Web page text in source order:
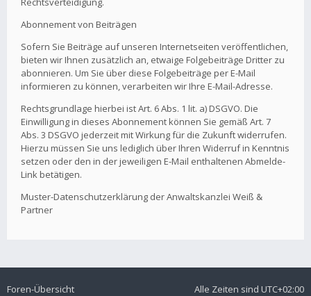
Abonnement von Beiträgen
Sofern Sie Beiträge auf unseren Internetseiten veröffentlichen,
bieten wir Ihnen zusätzlich an, etwaige Folgebeiträge Dritter zu
abonnieren. Um Sie über diese Folgebeiträge per E-Mail
informieren zu können, verarbeiten wir Ihre E-Mail-Adresse.
Rechtsgrundlage hierbei ist Art. 6 Abs. 1 lit. a) DSGVO. Die
Einwilligung in dieses Abonnement können Sie gemäß Art. 7
Abs. 3 DSGVO jederzeit mit Wirkung für die Zukunft widerrufen.
Hierzu müssen Sie uns lediglich über Ihren Widerruf in Kenntnis
setzen oder den in der jeweiligen E-Mail enthaltenen Abmelde-
Link betätigen.
Muster-Datenschutzerklärung der Anwaltskanzlei Weiß &
Partner
Foren-Übersicht Alle Zeiten sind UTC+02:00